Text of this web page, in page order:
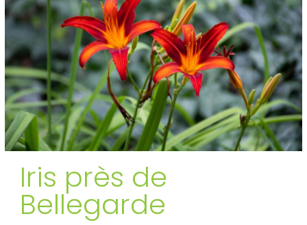
Iris près de
Bellegarde